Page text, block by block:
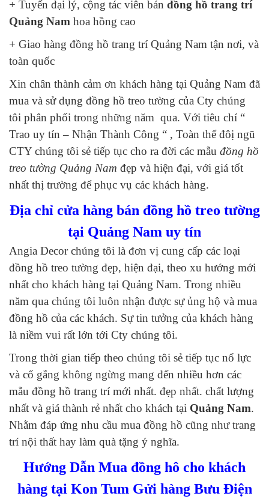
+ Tuyển đại lý, cộng tác viên bán đồng hồ trang trí
Quảng Nam hoa hồng cao
+ Giao hàng đồng hồ trang trí Quảng Nam tận nơi, và
toàn quốc
Xin chân thành cảm ơn khách hàng tại Quảng Nam đã
mua và sử dụng đồng hồ treo tường của Cty chúng
tôi phân phối trong những năm qua. Với tiêu chí “
Trao uy tín – Nhận Thành Công “ , Toàn thể đôị ngũ
CTY chúng tôi sẻ tiếp tục cho ra đời các mẫu đồng hồ
treo tường Quảng Nam đẹp và hiện đại, với giá tốt
nhất thị trường để phục vụ các khách hàng.
Địa chỉ cửa hàng bán đồng hồ treo tường
tại Quảng Nam uy tín
Angia Decor chúng tôi là đơn vị cung cấp các loại
đồng hồ treo tường đẹp, hiện đại, theo xu hướng mới
nhất cho khách hàng tại Quảng Nam. Trong nhiều
năm qua chúng tôi luôn nhận được sự ủng hộ và mua
đồng hồ của các khách. Sự tin tưởng của khách hàng
là niềm vui rất lớn tới Cty chúng tôi.
Trong thời gian tiếp theo chúng tôi sẻ tiếp tục nổ lực
và cố gắng không ngừng mang đến nhiều hơn các
mẫu đồng hồ trang trí mới nhất. đẹp nhất. chất lượng
nhất và giá thành rẻ nhất cho khách tại Quảng Nam.
Nhằm đáp ứng nhu cầu mua đồng hồ cũng như trang
trí nội thất hay làm quà tặng ý nghĩa.
Hướng Dẫn Mua đồng hô cho khách
hàng tại Kon Tum Gửi hàng Bưu Điện